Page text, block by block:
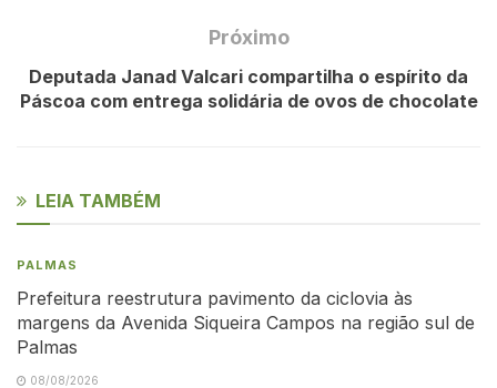
Próximo
Deputada Janad Valcari compartilha o espírito da
Páscoa com entrega solidária de ovos de chocolate
LEIA TAMBÉM
PALMAS
Prefeitura reestrutura pavimento da ciclovia às
margens da Avenida Siqueira Campos na região sul de
Palmas
08/08/2026